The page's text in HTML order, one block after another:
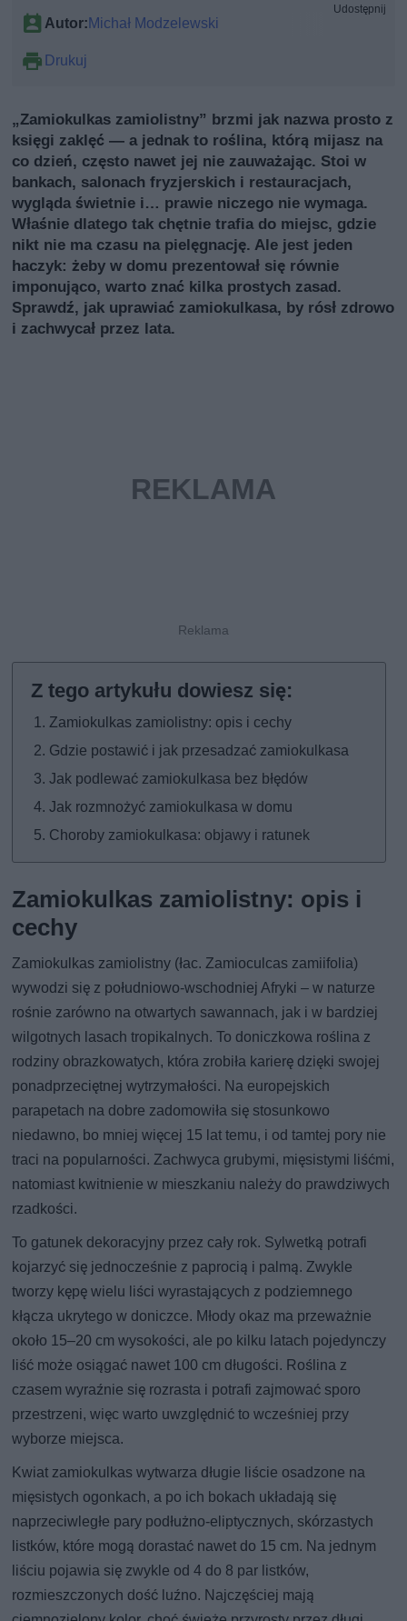
Autor: Michał Modzelewski
Drukuj
Udostępnij
„Zamiokulkas zamiolistny” brzmi jak nazwa prosto z
księgi zaklęć — a jednak to roślina, którą mijasz na
co dzień, często nawet jej nie zauważając. Stoi w
bankach, salonach fryzjerskich i restauracjach,
wygląda świetnie i… prawie niczego nie wymaga.
Właśnie dlatego tak chętnie trafia do miejsc, gdzie
nikt nie ma czasu na pielęgnację. Ale jest jeden
haczyk: żeby w domu prezentował się równie
imponująco, warto znać kilka prostych zasad.
Sprawdź, jak uprawiać zamiokulkasa, by rósł zdrowo
i zachwycał przez lata.
Zamiokulkas zamiolistny: opis i cechy
Gdzie postawić i jak przesadzać zamiokulkasa
Jak podlewać zamiokulkasa bez błędów
Jak rozmnożyć zamiokulkasa w domu
Choroby zamiokulkasa: objawy i ratunek
Zamiokulkas zamiolistny: opis i
cechy
Zamiokulkas zamiolistny (łac. Zamioculcas zamiifolia)
wywodzi się z południowo-wschodniej Afryki – w naturze
rośnie zarówno na otwartych sawannach, jak i w bardziej
wilgotnych lasach tropikalnych. To doniczkowa roślina z
rodziny obrazkowatych, która zrobiła karierę dzięki swojej
ponadprzeciętnej wytrzymałości. Na europejskich
parapetach na dobre zadomowiła się stosunkowo
niedawno, bo mniej więcej 15 lat temu, i od tamtej pory nie
traci na popularności. Zachwyca grubymi, mięsistymi liśćmi,
natomiast kwitnienie w mieszkaniu należy do prawdziwych
rzadkości.
To gatunek dekoracyjny przez cały rok. Sylwetką potrafi
kojarzyć się jednocześnie z paprocią i palmą. Zwykle
tworzy kępę wielu liści wyrastających z podziemnego
kłącza ukrytego w doniczce. Młody okaz ma przeważnie
około 15–20 cm wysokości, ale po kilku latach pojedynczy
liść może osiągać nawet 100 cm długości. Roślina z
czasem wyraźnie się rozrasta i potrafi zajmować sporo
przestrzeni, więc warto uwzględnić to wcześniej przy
wyborze miejsca.
Kwiat zamiokulkas wytwarza długie liście osadzone na
mięsistych ogonkach, a po ich bokach układają się
naprzeciwległe pary podłużno-eliptycznych, skórzastych
listków, które mogą dorastać nawet do 15 cm. Na jednym
liściu pojawia się zwykle od 4 do 8 par listków,
rozmieszczonych dość luźno. Najczęściej mają